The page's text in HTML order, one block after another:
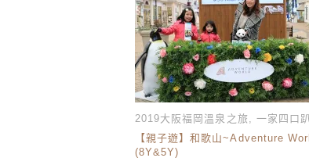
2019大阪福岡溫泉之旅, 一家四口
【親子遊】和歌山~Adventure
(8Y&5Y)